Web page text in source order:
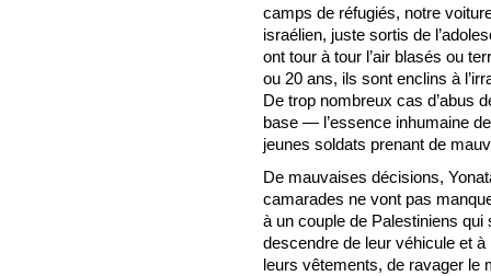
camps de réfugiés, notre
israélien, juste sortis de
ont tour à tour l’air blasés ou
ou 20 ans, ils sont enclins à
De trop nombreux cas d’abus
base — l’essence inhumaine
jeunes soldats prenant de
De mauvaises décisions,
camarades ne vont pas
à un couple de Palestiniens qui
descendre de leur véhicule et
leurs vêtements, de ravager le